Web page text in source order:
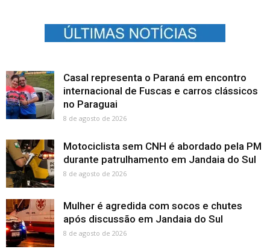
Casal representa o Paraná em encontro
internacional de Fuscas e carros clássicos
no Paraguai
8 de agosto de 2026
Motociclista sem CNH é abordado pela PM
durante patrulhamento em Jandaia do Sul
8 de agosto de 2026
Mulher é agredida com socos e chutes
após discussão em Jandaia do Sul
8 de agosto de 2026